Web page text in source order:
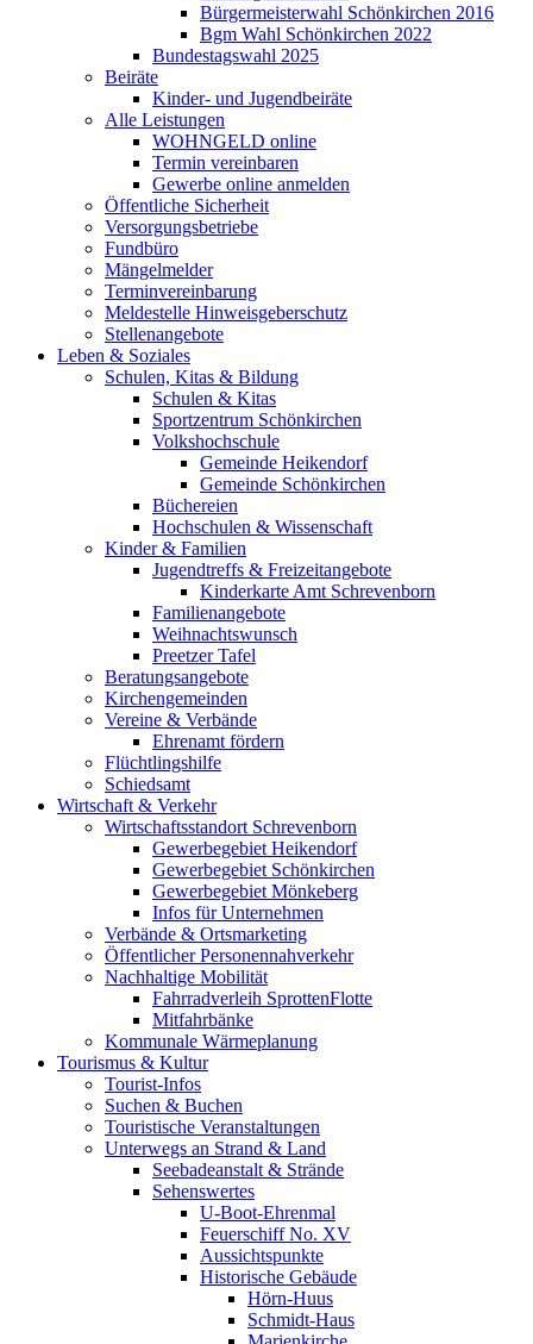
Bürgermeisterwahl Schönkirchen 2016
Bgm Wahl Schönkirchen 2022
Bundestagswahl 2025
Beiräte
Kinder- und Jugendbeiräte
Alle Leistungen
WOHNGELD online
Termin vereinbaren
Gewerbe online anmelden
Öffentliche Sicherheit
Versorgungsbetriebe
Fundbüro
Mängelmelder
Terminvereinbarung
Meldestelle Hinweisgeberschutz
Stellenangebote
Leben & Soziales
Schulen, Kitas & Bildung
Schulen & Kitas
Sportzentrum Schönkirchen
Volkshochschule
Gemeinde Heikendorf
Gemeinde Schönkirchen
Büchereien
Hochschulen & Wissenschaft
Kinder & Familien
Jugendtreffs & Freizeitangebote
Kinderkarte Amt Schrevenborn
Familienangebote
Weihnachtswunsch
Preetzer Tafel
Beratungsangebote
Kirchengemeinden
Vereine & Verbände
Ehrenamt fördern
Flüchtlingshilfe
Schiedsamt
Wirtschaft & Verkehr
Wirtschaftsstandort Schrevenborn
Gewerbegebiet Heikendorf
Gewerbegebiet Schönkirchen
Gewerbegebiet Mönkeberg
Infos für Unternehmen
Verbände & Ortsmarketing
Öffentlicher Personennahverkehr
Nachhaltige Mobilität
Fahrradverleih SprottenFlotte
Mitfahrbänke
Kommunale Wärmeplanung
Tourismus & Kultur
Tourist-Infos
Suchen & Buchen
Touristische Veranstaltungen
Unterwegs an Strand & Land
Seebadeanstalt & Strände
Sehenswertes
U-Boot-Ehrenmal
Feuerschiff No. XV
Aussichtspunkte
Historische Gebäude
Hörn-Huus
Schmidt-Haus